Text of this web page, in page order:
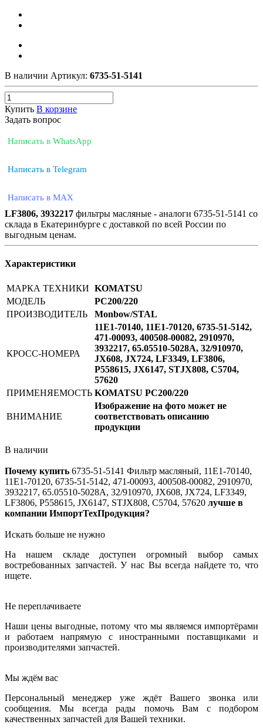
В наличии Артикул: 6735-51-5141
Купить В корзине
Задать вопрос
Написать в WhatsApp
Написать в Telegram
Написать в MAX
LF3806, 3932217 фильтры масляные - аналоги 6735-51-5141 со
склада в Екатеринбурге с доставкой по всей России по
выгодным ценам.
Характеристики
МАРКА ТЕХНИКИ KOMATSU
МОДЕЛЬ
РС200/220
ПРОИЗВОДИТЕЛЬ
Monbow/STAL
КРОСС-НОМЕРА
11E1-70140, 11E1-70120, 6735-51-5142,
471-00093, 400508-00082, 2910970,
3932217, 65.05510-5028A, 32/910970,
JX608, JX724, LF3349, LF3806,
P558615, JX6147, STJX808, C5704,
57620
ПРИМЕНЯЕМОСТЬ KOMATSU РС200/220
ВНИМАНИЕ
Изображение на фото может не
соответствовать описанию
продукции
В наличии
Почему купить 6735-51-5141 Фильтр масляный, 11E1-70140,
11E1-70120, 6735-51-5142, 471-00093, 400508-00082, 2910970,
3932217, 65.05510-5028A, 32/910970, JX608, JX724, LF3349,
LF3806, P558615, JX6147, STJX808, C5704, 57620 лучше в
компании ИмпортТехПродукция?
Искать больше не нужно
На нашем складе доступен огромный выбор самых
востребованных запчастей. У нас Вы всегда найдете то, что
ищете.
Не переплачиваете
Наши цены выгодные, потому что мы являемся импортёрами
и работаем напрямую с иностранными поставщиками и
производителями запчастей.
Мы ждём вас
Персональный менеджер уже ждёт Вашего звонка или
сообщения. Мы всегда рады помочь Вам с подбором
качественных запчастей для Вашей техники.